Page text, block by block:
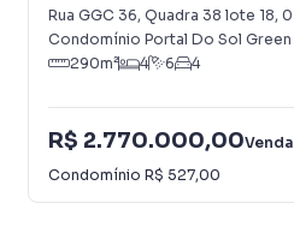
Green
Rua GGC 36, Quadra 38 lote 18, 0
Condomínio Portal Do Sol Green
290m² 4 6 4
R$ 2.770.000,00Venda
Condomínio R$ 527,00